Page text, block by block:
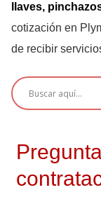
llaves,
cotización en
de recibir